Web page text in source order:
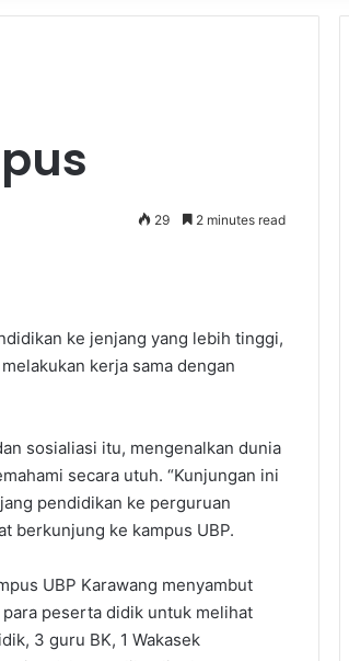
29 2 minutes read
ke jenjang yang lebih tinggi,
kerja sama dengan
sosialiasi itu, mengenalkan dunia
secara utuh. “Kunjungan ini
pendidikan ke perguruan
berkunjung ke kampus UBP.
UBP Karawang menyambut
peserta didik untuk melihat
3 guru BK, 1 Wakasek